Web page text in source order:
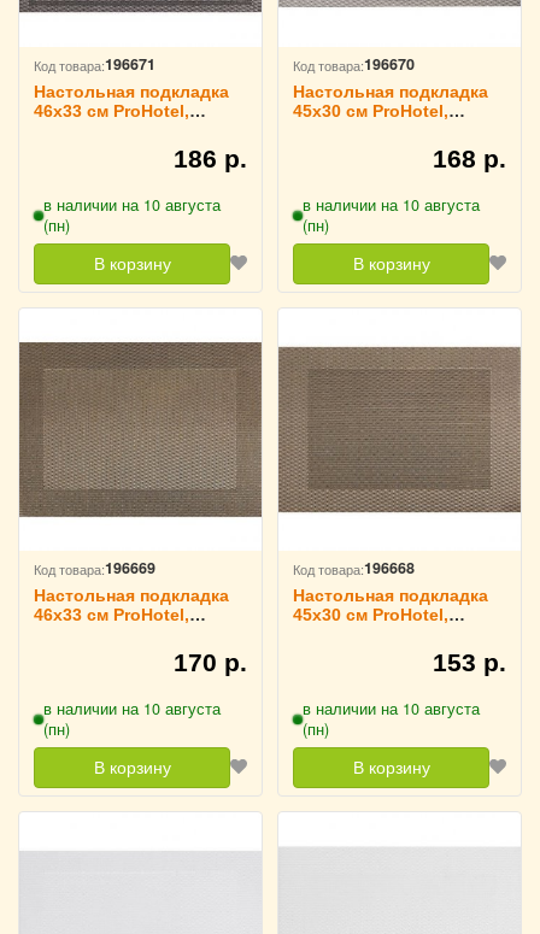
Код товара:196671
Настольная подкладка
46х33 см ProHotel,
186 р.
в наличии на 10 августа
(пн)
В корзину
Код товара:196670
Настольная подкладка
45х30 см ProHotel,
168 р.
в наличии на 10 августа
(пн)
В корзину
Код товара:196669
Настольная подкладка
46х33 см ProHotel,
170 р.
в наличии на 10 августа
(пн)
В корзину
Код товара:196668
Настольная подкладка
45х30 см ProHotel,
153 р.
в наличии на 10 августа
(пн)
В корзину